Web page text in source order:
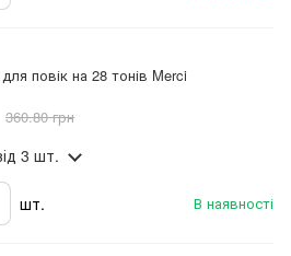
повік на 28 тонів Merci
В наявності
360.80 грн
3 шт.
шт.